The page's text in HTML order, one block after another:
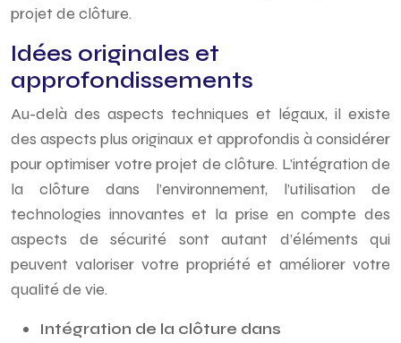
projet de clôture.
Idées originales et
approfondissements
Au-delà des aspects techniques et légaux, il existe
des aspects plus originaux et approfondis à considérer
pour optimiser votre projet de clôture. L’intégration de
la clôture dans l’environnement, l’utilisation de
technologies innovantes et la prise en compte des
aspects de sécurité sont autant d’éléments qui
peuvent valoriser votre propriété et améliorer votre
qualité de vie.
Intégration de la clôture dans